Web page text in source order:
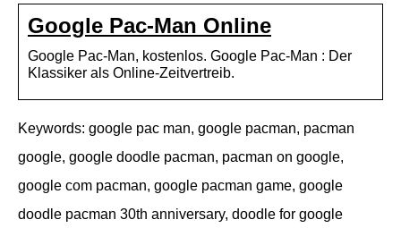
Google Pac-Man Online
Google Pac-Man, kostenlos. Google Pac-Man : Der
Klassiker als Online-Zeitvertreib.
Keywords: google pac man, google pacman, pacman
google, google doodle pacman, pacman on google,
google com pacman, google pacman game, google
doodle pacman 30th anniversary, doodle for google